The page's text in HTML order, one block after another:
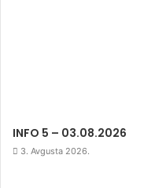
INFO 5 – 03.08.2026
3. Avgusta 2026.